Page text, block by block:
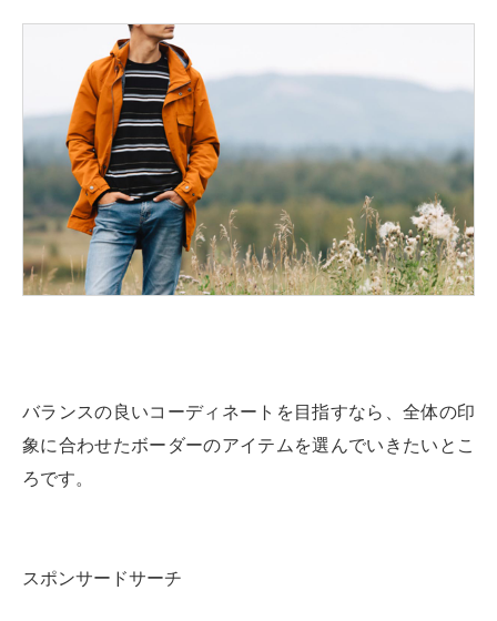
バランスの良いコーディネートを目指すなら、全体の印
象に合わせたボーダーのアイテムを選んでいきたいとこ
ろです。
スポンサードサーチ